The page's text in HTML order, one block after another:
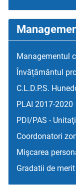
Managementul
Învățământul
C.L.D.P.S.
PLAI 2017-2020
PDI/PAS -
Coordonatori
Mişcarea
Gradatii de merit